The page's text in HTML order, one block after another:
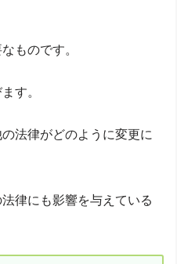
ものです。
す。
法律がどのように変更に
律にも影響を与えている